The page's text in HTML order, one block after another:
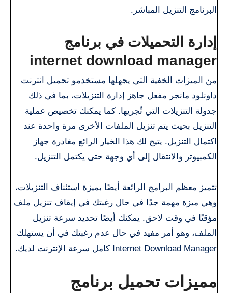
البرنامج التنزيل المباشر.
إدارة التحميلات في برنامج
internet download manager
من الميزات الخفية التي يجهلها مستخدمو تحميل انترنت
داونلود مانجر مفعل جاهز إدارة التنزيلات، بما في ذلك
جدولة التنزيلات التي تُجريها. كما يمكنك تخصيص عملية
التنزيل بحيث يتم تنزيل الملفات الأخرى مرة واحدة عند
اكتمال التنزيل. يتيح لك هذا الخيار الرائع مغادرة جهاز
الكمبيوتر والانتقال إلى أي وجهة حتى يكتمل التنزيل.
تتميز معظم البرامج الرائعة أيضًا بميزة استئناف التنزيلات،
وهي ميزة مهمة جدًا في حال رغبتك في إيقاف تنزيل ملف
مؤقتًا في وقت لاحق. يمكنك أيضًا تحديد سرعة تنزيل
الملف، وهو أمر مفيد في حال عدم رغبتك في أن يستهلك
Internet Download Manager كامل سرعة الإنترنت لديك.
مميزات تحميل برنامج